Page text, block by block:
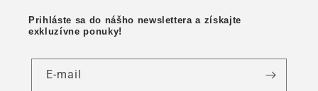
Prihláste sa do nášho newslettera a získajte
exkluzívne ponuky!
E-mail